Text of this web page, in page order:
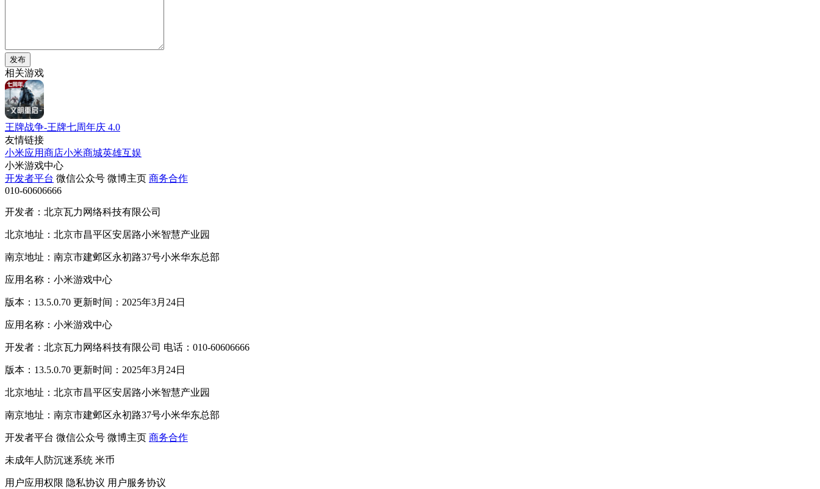
发布
相关游戏
王牌战争-王牌七周年庆 4.0
友情链接
小米应用商店小米商城英雄互娱
小米游戏中心
开发者平台 微信公众号 微博主页 商务合作
010-60606666
开发者：北京瓦力网络科技有限公司
北京地址：北京市昌平区安居路小米智慧产业园
南京地址：南京市建邺区永初路37号小米华东总部
应用名称：小米游戏中心
版本：13.5.0.70 更新时间：2025年3月24日
应用名称：小米游戏中心
开发者：北京瓦力网络科技有限公司 电话：010-60606666
版本：13.5.0.70 更新时间：2025年3月24日
北京地址：北京市昌平区安居路小米智慧产业园
南京地址：南京市建邺区永初路37号小米华东总部
开发者平台 微信公众号 微博主页 商务合作
未成年人防沉迷系统 米币
用户应用权限 隐私协议 用户服务协议